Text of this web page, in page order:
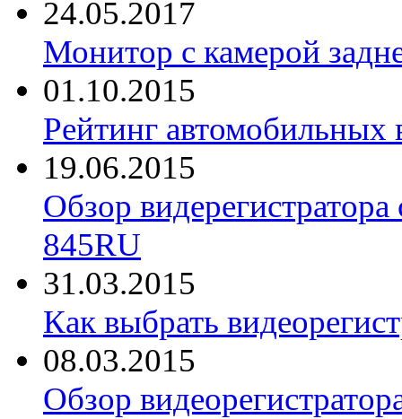
24.05.2017
Монитор с камерой
01.10.2015
Рейтинг автомобильных
19.06.2015
Обзор
845RU
31.03.2015
Как выбрать
08.03.2015
Обзор